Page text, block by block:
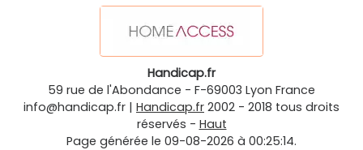
Handicap.fr
59 rue de l'Abondance - F-69003 Lyon France
info@handicap.fr | Handicap.fr 2002 - 2018 tous droits
réservés - Haut
Page générée le 09-08-2026 à 00:25:14.